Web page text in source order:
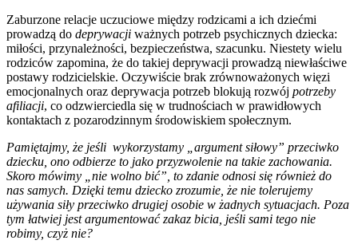
Zaburzone relacje uczuciowe między rodzicami a ich dziećmi
prowadzą do deprywacji ważnych potrzeb psychicznych dziecka:
miłości, przynależności, bezpieczeństwa, szacunku. Niestety wielu
rodziców zapomina, że do takiej deprywacji prowadzą niewłaściwe
postawy rodzicielskie. Oczywiście brak zrównoważonych więzi
emocjonalnych oraz deprywacja potrzeb blokują rozwój potrzeby
afiliacji, co odzwierciedla się w trudnościach w prawidłowych
kontaktach z pozarodzinnym środowiskiem społecznym.
Pamiętajmy, że jeśli wykorzystamy „argument siłowy” przeciwko
dziecku, ono odbierze to jako przyzwolenie na takie zachowania.
Skoro mówimy „nie wolno bić”, to zdanie odnosi się również do
nas samych. Dzięki temu dziecko zrozumie, że nie tolerujemy
używania siły przeciwko drugiej osobie w żadnych sytuacjach. Poza
tym łatwiej jest argumentować zakaz bicia, jeśli sami tego nie
robimy, czyż nie?